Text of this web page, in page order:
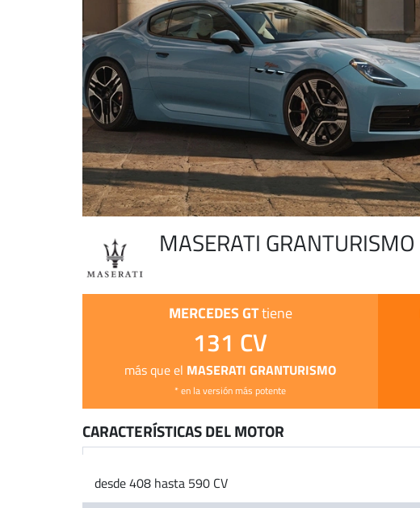
MASERATI GRANTURISMO
MERCEDES GTtiene
131 CV
más que el MASERATI GRANTURISMO
* en la versión más potente
CARACTERÍSTICAS DEL MOTOR
desde 408 hasta 590 CV